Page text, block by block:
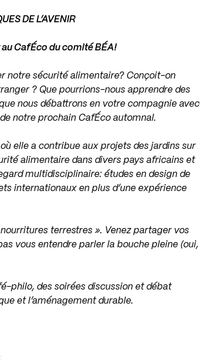
DE L’AVENIR
CafÉco du comité BÉA!
notre sécurité alimentaire? Conçoit-on
? Que pourrions-nous apprendre des
nous débattrons en votre compagnie avec
notre prochain CafÉco automnal.
elle a contribue aux projets des jardins sur
alimentaire dans divers pays africains et
multidisciplinaire: études en design de
internationaux en plus d’une expérience
terrestres ». Venez partager vos
vous entendre parler la bouche pleine (oui,
philo, des soirées discussion et débat
et l’aménagement durable.